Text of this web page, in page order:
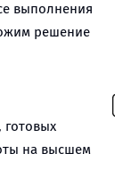
выполнения
решение
на высшем